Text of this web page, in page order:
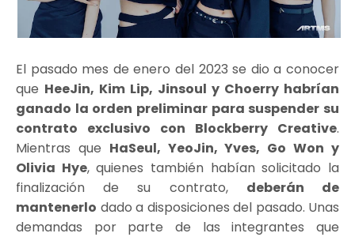
El pasado mes de enero del 2023 se dio a conocer
que HeeJin, Kim Lip, Jinsoul y Choerry habrían
ganado la orden preliminar para suspender su
contrato exclusivo con Blockberry Creative.
Mientras que HaSeul, YeoJin, Yves, Go Won y
Olivia Hye, quienes también habían solicitado la
finalización de su contrato, deberán de
mantenerlo dado a disposiciones del pasado. Unas
demandas por parte de las integrantes que